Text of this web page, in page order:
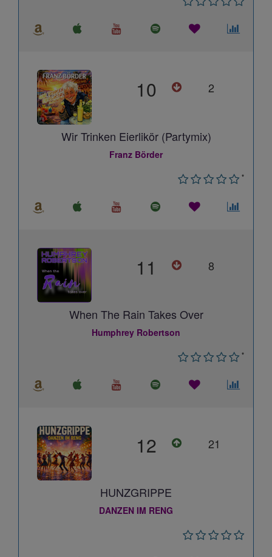
10 2
Wir Trinken Eierlikör (Partymix)
Franz Börder
*
11 8
When The Rain Takes Over
Humphrey Robertson
*
12 21
HUNZGRIPPE
DANZEN IM RENG